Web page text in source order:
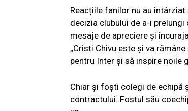
Reacțiile fanilor nu au
decizia clubului de a-i
mesaje de apreciere și
„Cristi Chivu este și va
pentru Inter și să inspire noile
Chiar și foști colegi de echipă
contractului. Fostul său